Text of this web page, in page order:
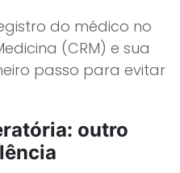
do médico no
(CRM) e sua
passo para evitar
outro